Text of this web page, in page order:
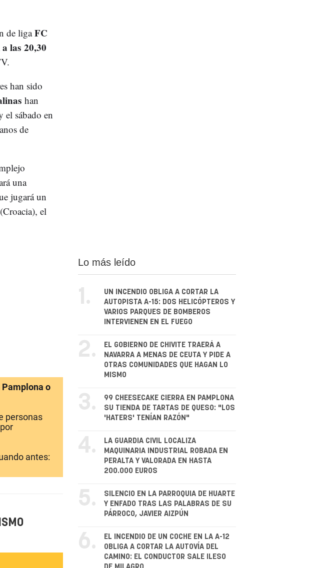
de ligaFC
las 20,30
han sido
han
el sábado en
de
una
jugará un
el
o
personas
antes:
Lo más leído
1.
UN INCENDIO OBLIGA A CORTAR LA
AUTOPISTA A-15: DOS HELICÓPTEROS Y
VARIOS PARQUES DE BOMBEROS
INTERVIENEN EN EL FUEGO
2.
EL GOBIERNO DE CHIVITE TRAERÁ A
NAVARRA A MENAS DE CEUTA Y PIDE A
OTRAS COMUNIDADES QUE HAGAN LO
MISMO
3.
99 CHEESECAKE CIERRA EN PAMPLONA
SU TIENDA DE TARTAS DE QUESO: "LOS
'HATERS' TENÍAN RAZÓN"
4.
LA GUARDIA CIVIL LOCALIZA
MAQUINARIA INDUSTRIAL ROBADA EN
PERALTA Y VALORADA EN HASTA
200.000 EUROS
5.
SILENCIO EN LA PARROQUIA DE HUARTE
Y ENFADO TRAS LAS PALABRAS DE SU
PÁRROCO, JAVIER AIZPÚN
6.
EL INCENDIO DE UN COCHE EN LA A-12
OBLIGA A CORTAR LA AUTOVÍA DEL
CAMINO: EL CONDUCTOR SALE ILESO